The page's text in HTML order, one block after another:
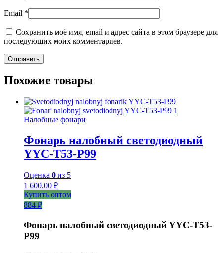
Email *
Сохранить моё имя, email и адрес сайта в этом браузере для
последующих моих комментариев.
Похожие товары
Налобные фонари
Фонарь налобный светодиодный
YYC-T53-P99
Оценка 0 из 5
1 600.00 ₽
Купить оптом
884 ₽
Фонарь налобный светодиодный YYC-T53-
P99